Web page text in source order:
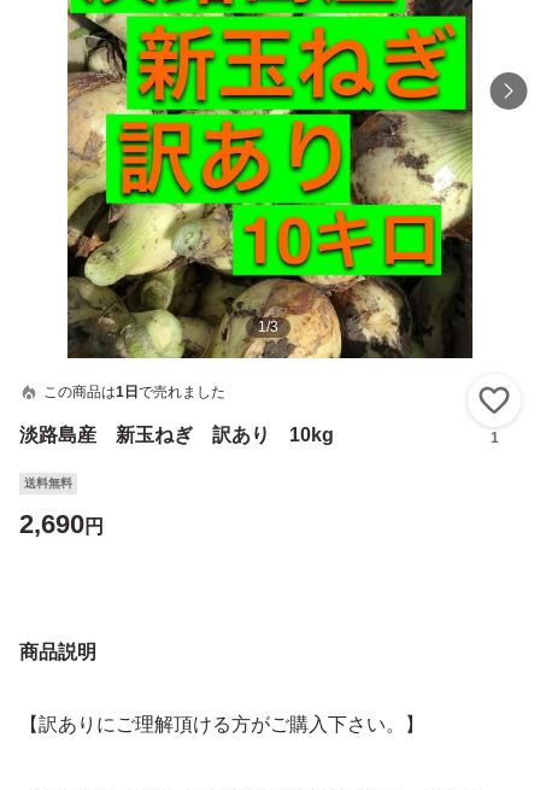
1/3
この商品は1日 で売れました
淡路島産 新玉ねぎ 訳あり 10kg 1
送料無料
2,690円
商品説明
【訳ありにご理解頂ける方がご購入下さい。】